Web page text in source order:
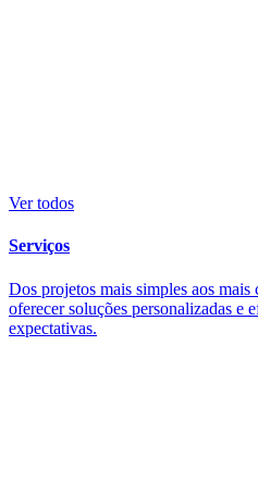
Ver todos
Serviços
Dos projetos mais simples aos mais
oferecer soluções personalizadas e
expectativas.